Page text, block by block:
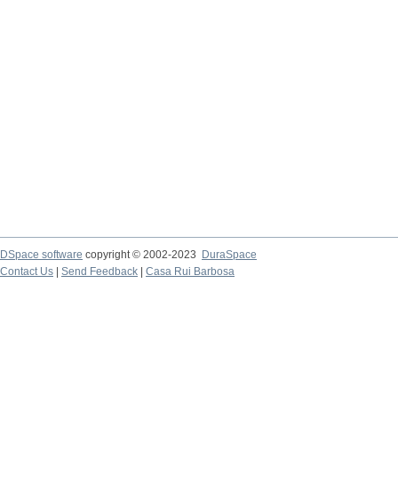
DSpace software copyright © 2002-2023
DuraSpace
Contact Us
Send Feedback Casa Rui Barbosa